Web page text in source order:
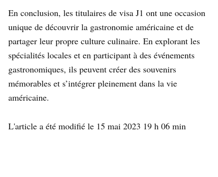
En conclusion, les titulaires de visa J1 ont une occasion
unique de découvrir la gastronomie américaine et de
partager leur propre culture culinaire. En explorant les
spécialités locales et en participant à des événements
gastronomiques, ils peuvent créer des souvenirs
mémorables et s’intégrer pleinement dans la vie
américaine.
L'article a été modifié le 15 mai 2023 19 h 06 min